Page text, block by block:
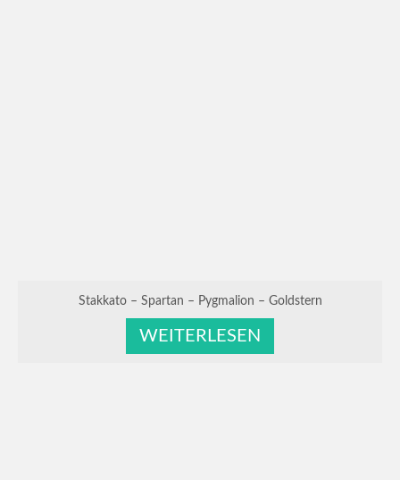
Stakkato – Spartan – Pygmalion – Goldstern
WEITERLESEN